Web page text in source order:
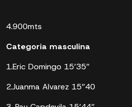
4.900mts
Categoria masculina
1.Eric Domingo 15’35”
2.Juanma Alvarez 15”40